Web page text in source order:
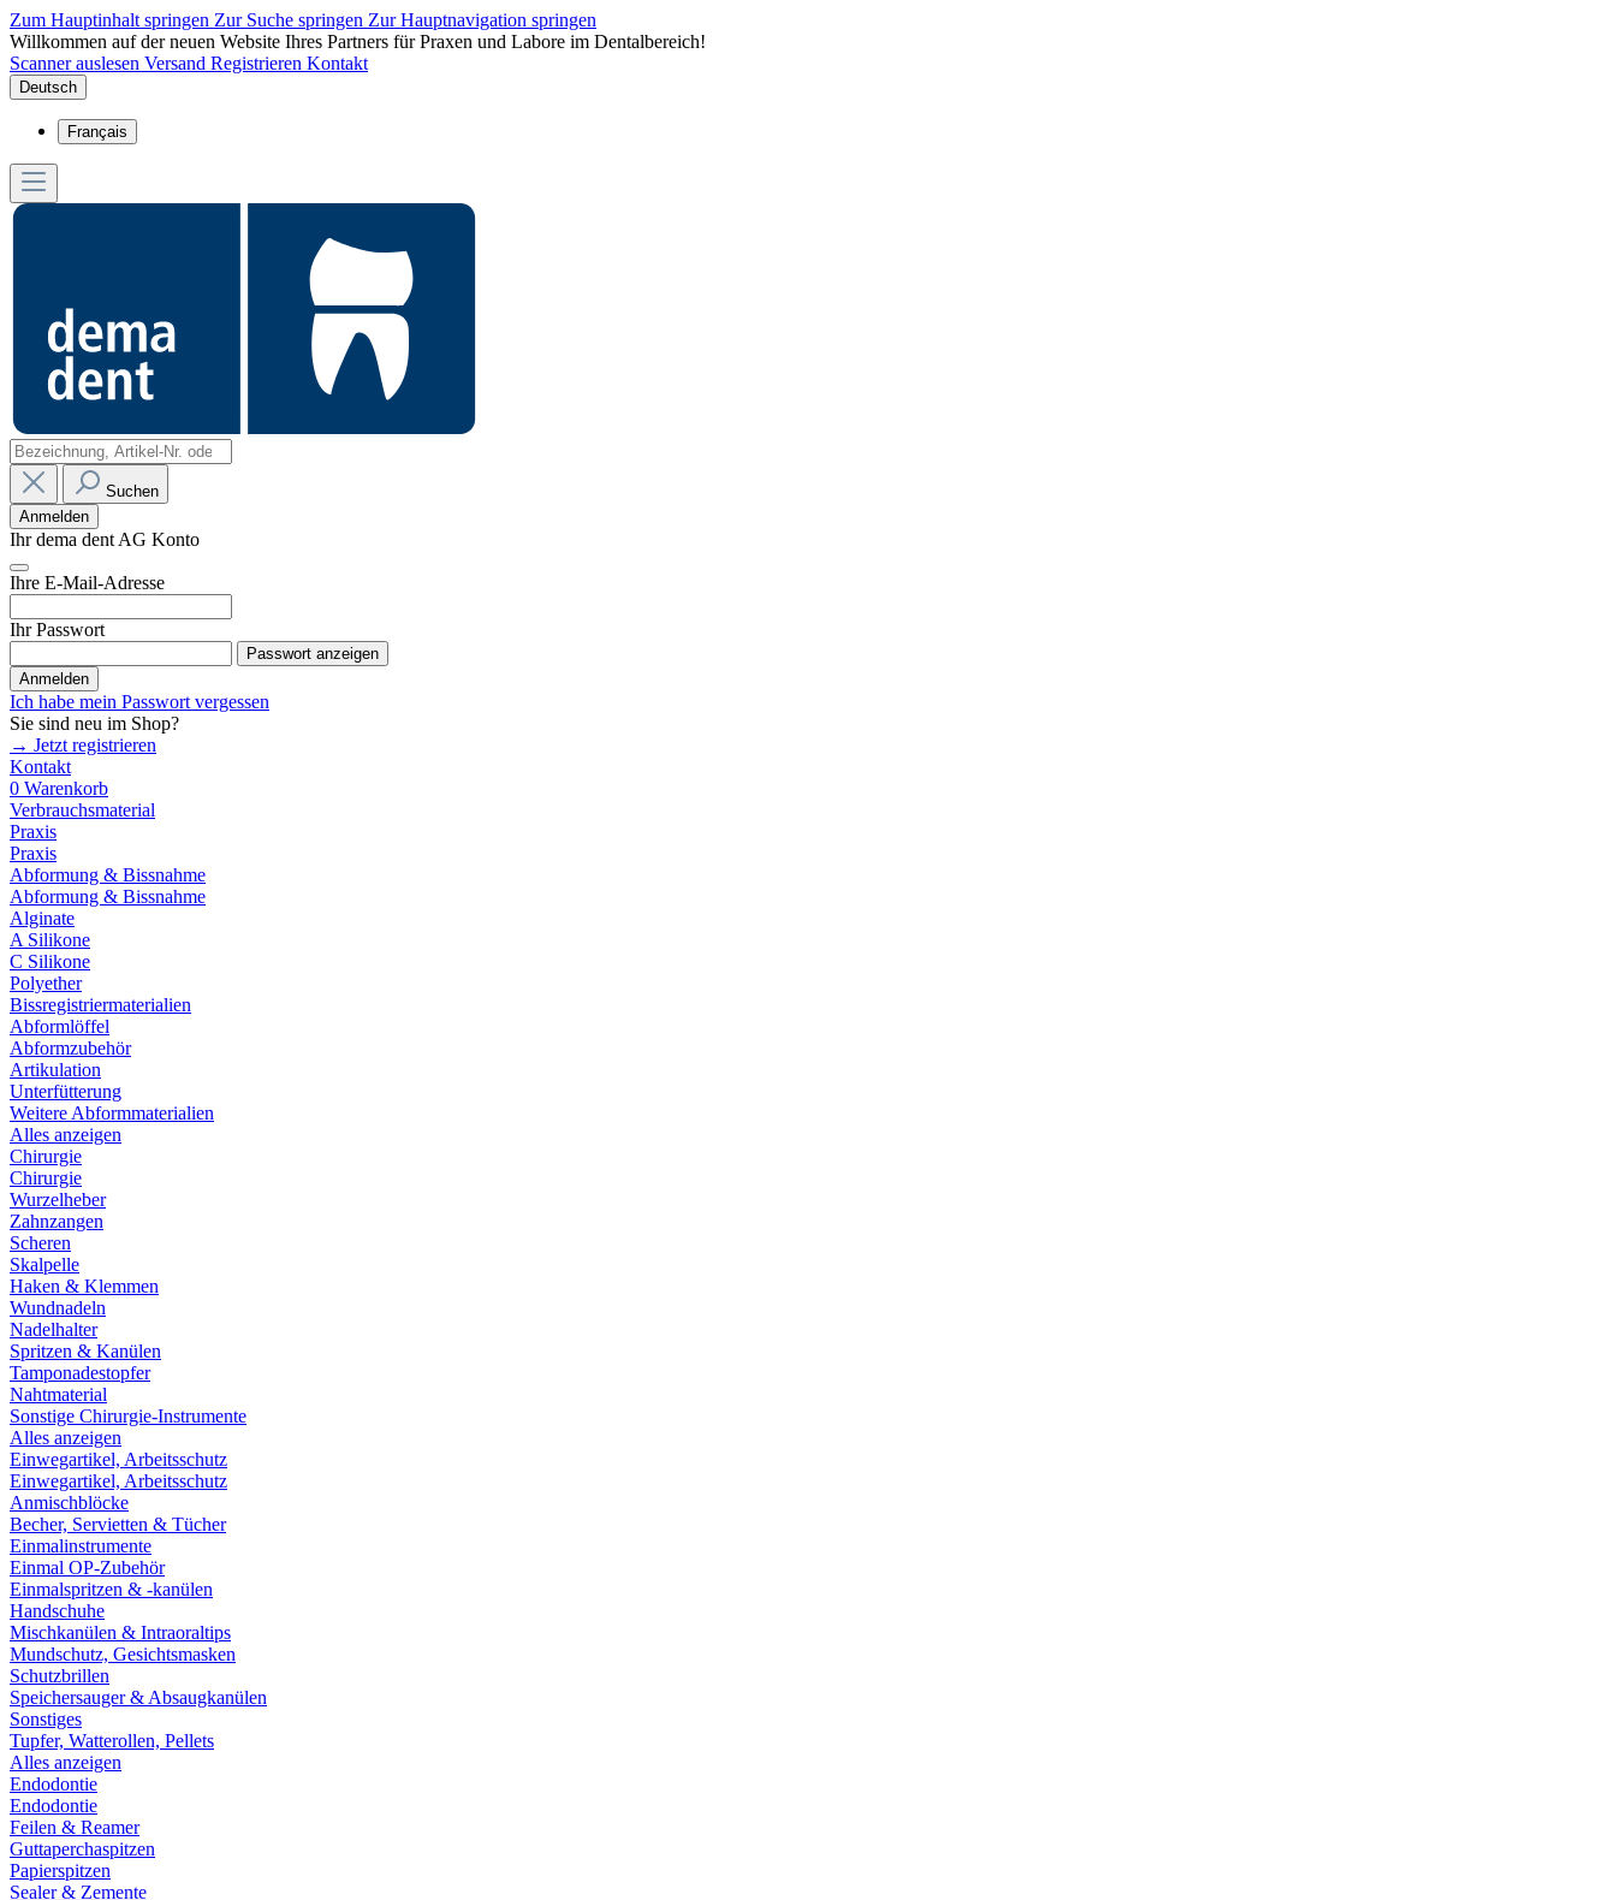
Zum Hauptinhalt springen Zur Suche springen Zur Hauptnavigation springen
Willkommen auf der neuen Website Ihres Partners für Praxen und Labore im Dentalbereich!
Scanner auslesen Versand Registrieren Kontakt
Deutsch
Français
Suchen
Anmelden
Ihr dema dent AG Konto
Ihre E-Mail-Adresse
Ihr Passwort
Passwort anzeigen
Anmelden
Ich habe mein Passwort vergessen
Sie sind neu im Shop?
→ Jetzt registrieren
Kontakt
0 Warenkorb
Verbrauchsmaterial
Praxis
Praxis
Abformung & Bissnahme
Abformung & Bissnahme
Alginate
A Silikone
C Silikone
Polyether
Bissregistriermaterialien
Abformlöffel
Abformzubehör
Artikulation
Unterfütterung
Weitere Abformmaterialien
Alles anzeigen
Chirurgie
Chirurgie
Wurzelheber
Zahnzangen
Scheren
Skalpelle
Haken & Klemmen
Wundnadeln
Nadelhalter
Spritzen & Kanülen
Tamponadestopfer
Nahtmaterial
Sonstige Chirurgie-Instrumente
Alles anzeigen
Einwegartikel, Arbeitsschutz
Einwegartikel, Arbeitsschutz
Anmischblöcke
Becher, Servietten & Tücher
Einmalinstrumente
Einmal OP-Zubehör
Einmalspritzen & -kanülen
Handschuhe
Mischkanülen & Intraoraltips
Mundschutz, Gesichtsmasken
Schutzbrillen
Speichersauger & Absaugkanülen
Sonstiges
Tupfer, Watterollen, Pellets
Alles anzeigen
Endodontie
Endodontie
Feilen & Reamer
Guttaperchaspitzen
Papierspitzen
Sealer & Zemente